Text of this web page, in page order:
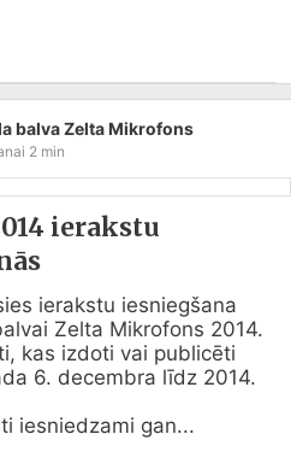
balva Zelta Mikrofons
2 min
ierakstu
ierakstu iesniegšana
Zelta Mikrofons 2014.
kas izdoti vai publicēti
6. decembra līdz 2014.
iesniedzami gan...